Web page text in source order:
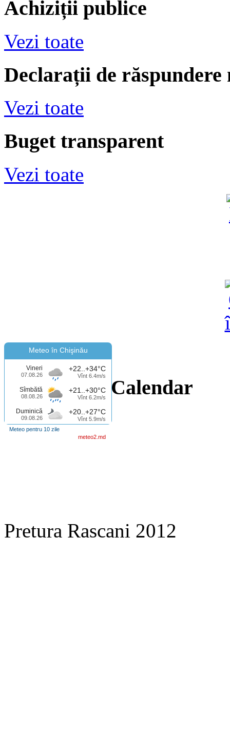
Achiziții publice
Vezi toate
Declarații de răspundere
Vezi toate
Buget transparent
Vezi toate
Meteo în Chişinău
Vineri
07.08.26
+22..+34°C
Vînt 6.4m/s
Sîmbătă
08.08.26
+21..+30°C
Vînt 6.2m/s
Duminică
09.08.26
+20..+27°C
Vînt 5.9m/s
Meteo pentru 10 zile
meteo2.md
Calendar
Pretura Rascani 2012